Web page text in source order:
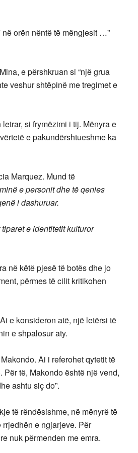
orën nëntë të mëngjesit …”
e përshkruan si “një grua
veshur shtëpinë me tregimet e
si frymëzimi i tij. Mënyra e
e pakundërshtueshme ka
Marquez. Mund të
e personit dhe të qenies
i dashuruar.
e identitetit kulturor
në këtë pjesë të botës dhe jo
përmes të cilit kritikohen
e konsideron atë, një letërsi të
e shpalosur aty.
Ai i referohet qytetit të
të, Makondo është një vend,
ashtu siç do”.
të rëndësishme, në mënyrë të
e ngjarjeve. Për
nuk përmenden me emra.